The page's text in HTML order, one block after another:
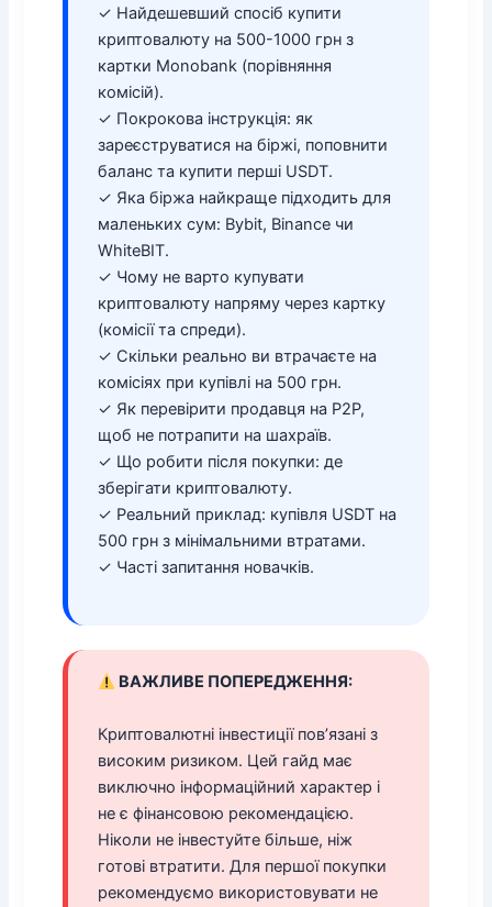
✓ Найдешевший спосіб купити
криптовалюту на 500-1000 грн з
картки Monobank (порівняння
комісій).
✓ Покрокова інструкція: як
зареєструватися на біржі, поповнити
баланс та купити перші USDT.
✓ Яка біржа найкраще підходить для
маленьких сум: Bybit, Binance чи
WhiteBIT.
✓ Чому не варто купувати
криптовалюту напряму через картку
(комісії та спреди).
✓ Скільки реально ви втрачаєте на
комісіях при купівлі на 500 грн.
✓ Як перевірити продавця на P2P,
щоб не потрапити на шахраїв.
✓ Що робити після покупки: де
зберігати криптовалюту.
✓ Реальний приклад: купівля USDT на
500 грн з мінімальними втратами.
✓ Часті запитання новачків.
ВАЖЛИВЕ ПОПЕРЕДЖЕННЯ:
Криптовалютні інвестиції пов’язані з
високим ризиком. Цей гайд має
виключно інформаційний характер і
не є фінансовою рекомендацією.
Ніколи не інвестуйте більше, ніж
готові втратити. Для першої покупки
рекомендуємо використовувати не